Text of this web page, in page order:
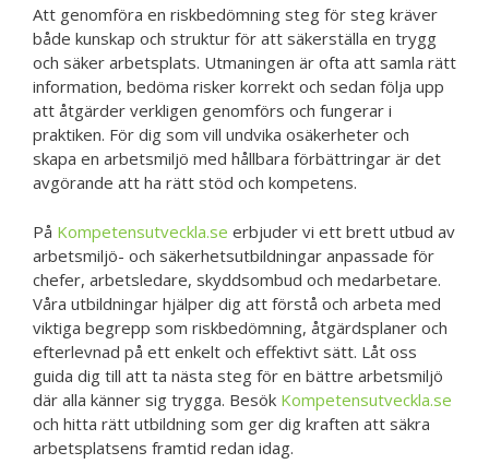
Att genomföra en riskbedömning steg för steg kräver
både kunskap och struktur för att säkerställa en trygg
och säker arbetsplats. Utmaningen är ofta att samla rätt
information, bedöma risker korrekt och sedan följa upp
att åtgärder verkligen genomförs och fungerar i
praktiken. För dig som vill undvika osäkerheter och
skapa en arbetsmiljö med hållbara förbättringar är det
avgörande att ha rätt stöd och kompetens.
På Kompetensutveckla.se erbjuder vi ett brett utbud av
arbetsmiljö- och säkerhetsutbildningar anpassade för
chefer, arbetsledare, skyddsombud och medarbetare.
Våra utbildningar hjälper dig att förstå och arbeta med
viktiga begrepp som riskbedömning, åtgärdsplaner och
efterlevnad på ett enkelt och effektivt sätt. Låt oss
guida dig till att ta nästa steg för en bättre arbetsmiljö
där alla känner sig trygga. Besök Kompetensutveckla.se
och hitta rätt utbildning som ger dig kraften att säkra
arbetsplatsens framtid redan idag.